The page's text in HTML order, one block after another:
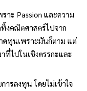
าะ Passion และความ
งคณิตศาสตร์ไปจาก
ดทุนเพราะมันก็ตาม แต่
ที่ไปในเชิงตรรกะและ
ารลงทุน โดยไม่เข้าใจ